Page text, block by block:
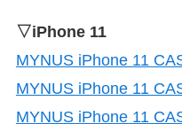
▽iPhone 11
MYNUS iPhone 11
MYNUS iPhone 11
MYNUS iPhone 11